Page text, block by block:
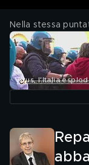
Nella stessa
Virus, l'Italia